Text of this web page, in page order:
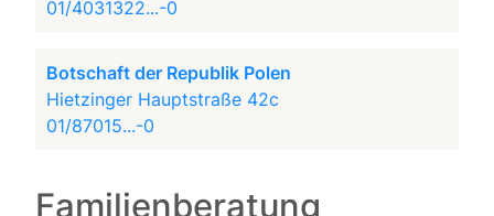
01/4031322...-0
Botschaft der Republik Polen
Hietzinger Hauptstraße 42c
01/87015...-0
Familienberatung